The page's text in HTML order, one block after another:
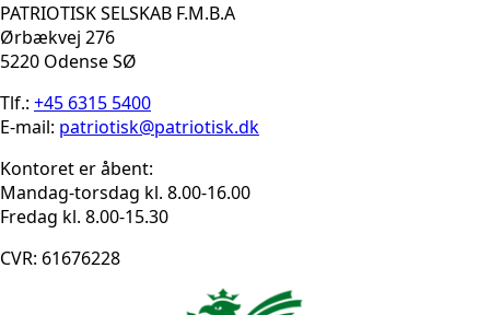
PATRIOTISK SELSKAB F.M.B.A
Ørbækvej 276
5220 Odense SØ
Tlf.: +45 6315 5400
E-mail: patriotisk@patriotisk.dk
Kontoret er åbent:
Mandag-torsdag kl. 8.00-16.00
Fredag kl. 8.00-15.30
CVR: 61676228